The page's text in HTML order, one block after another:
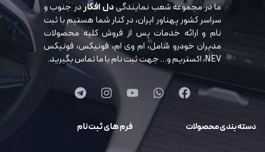
ما در مجموعه شعب نمایندگیدل افکاردر جنوب و
سراسر کشور پهناور ایران، در کنار شما هستیم با ثبت
نام و ارائه خدمات پس از فروش کلیه محصولات
مدیران خودرو شامل، ام وی ام، فونیکس، فونیکس
NEV، اکستریم و… جهت ثبت نام با ما تماس بگیرید.
دسته بندی محصولات فرم های ثبت نام